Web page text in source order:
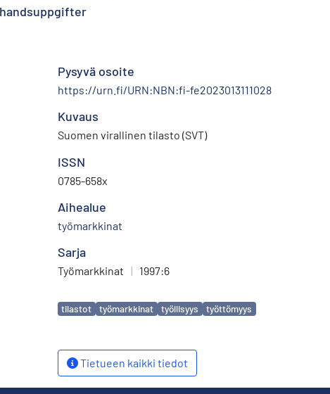
Pysyvä osoite
https://urn.fi/URN:NBN:fi-fe2023013111028
Kuvaus
Suomen virallinen tilasto (SVT)
ISSN
0785-658x
Aihealue
työmarkkinat
Sarja
Työmarkkinat | 1997:6
Avainsanat
tilastot työmarkkinat työllisyys työttömyys
Tietueen kaikki tiedot